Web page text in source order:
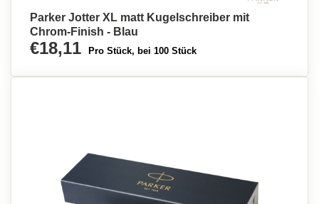
Parker Jotter XL matt Kugelschreiber mit
Chrom-Finish - Blau
€18,11 Pro Stück, bei 100 Stück